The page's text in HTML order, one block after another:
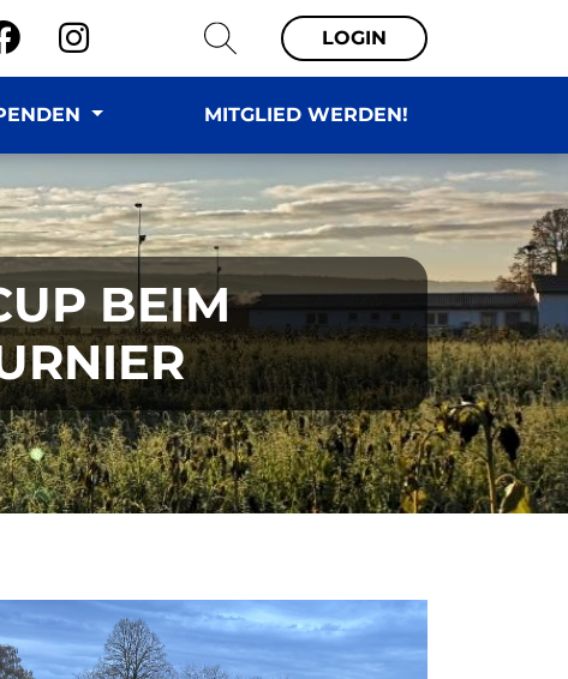
LOGIN
MITGLIED WERDEN!
BEIM